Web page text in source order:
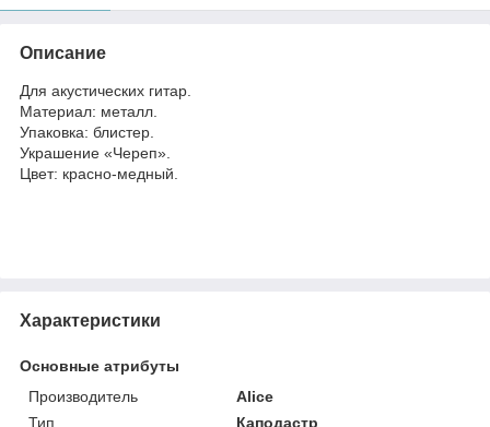
Описание
Для акустических гитар.
Материал: металл.
Упаковка: блистер.
Украшение «Череп».
Цвет: красно-медный.
Характеристики
Основные атрибуты
Производитель
Alice
Тип
Каподастр